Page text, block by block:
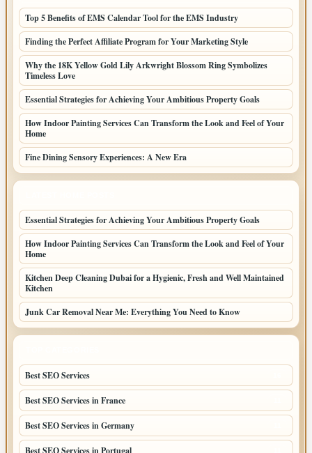
Top 5 Benefits of EMS Calendar Tool for the EMS Industry
Finding the Perfect Affiliate Program for Your Marketing Style
Why the 18K Yellow Gold Lily Arkwright Blossom Ring Symbolizes
Timeless Love
Essential Strategies for Achieving Your Ambitious Property Goals
How Indoor Painting Services Can Transform the Look and Feel of Your
Home
Fine Dining Sensory Experiences: A New Era
Essential Strategies for Achieving Your Ambitious Property Goals
How Indoor Painting Services Can Transform the Look and Feel of Your
Home
Kitchen Deep Cleaning Dubai for a Hygienic, Fresh and Well Maintained
Kitchen
Junk Car Removal Near Me: Everything You Need to Know
Best SEO Services
Best SEO Services in France
Best SEO Services in Germany